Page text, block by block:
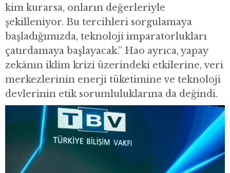
kim kurarsa, onların değerleriyle
şekilleniyor. Bu tercihleri sorgulamaya
başladığımızda, teknoloji imparatorlukları
çatırdamaya başlayacak.” Hao ayrıca, yapay
zekânın iklim krizi üzerindeki etkilerine, veri
merkezlerinin enerji tüketimine ve teknoloji
devlerinin etik sorumluluklarına da değindi.